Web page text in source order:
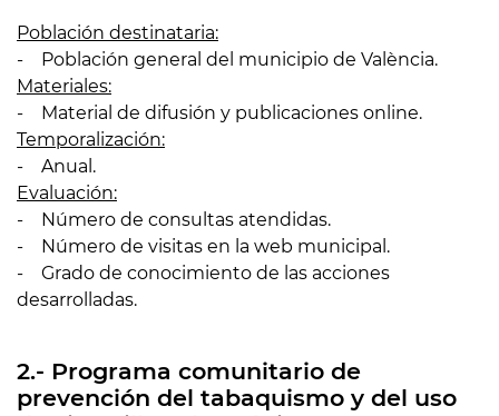
Población destinataria:
- Población general del municipio de València.
Materiales:
- Material de difusión y publicaciones online.
Temporalización:
- Anual.
Evaluación:
- Número de consultas atendidas.
- Número de visitas en la web municipal.
- Grado de conocimiento de las acciones
desarrolladas.
2.- Programa comunitario de
prevención del tabaquismo y del uso